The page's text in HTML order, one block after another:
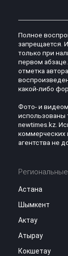
Полное
запрещается.
только при
первом
отметка
какой-либо
Фото- и
использованы
newtimes.kz.
коммерческих
агентства не
Астана
Шымкент
Актау
Атырау
Кокшетау